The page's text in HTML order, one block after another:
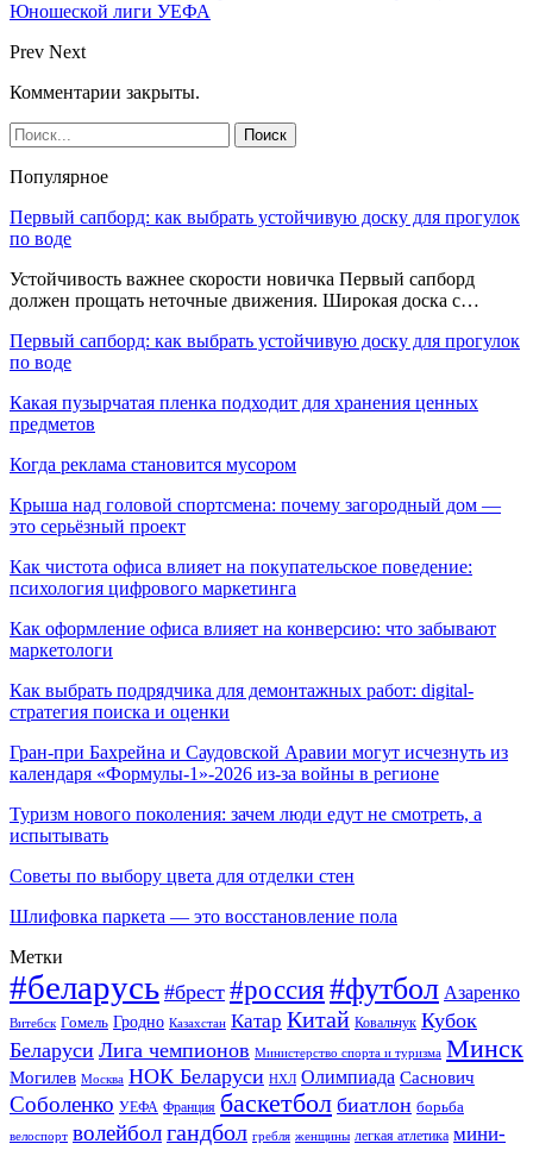
Юношеской лиги УЕФА
Prev Next
Комментарии закрыты.
Популярное
Первый сапборд: как выбрать устойчивую доску для прогулок
по воде
Устойчивость важнее скорости новичка Первый сапборд
должен прощать неточные движения. Широкая доска с…
Первый сапборд: как выбрать устойчивую доску для прогулок
по воде
Какая пузырчатая пленка подходит для хранения ценных
предметов
Когда реклама становится мусором
Крыша над головой спортсмена: почему загородный дом —
это серьёзный проект
Как чистота офиса влияет на покупательское поведение:
психология цифрового маркетинга
Как оформление офиса влияет на конверсию: что забывают
маркетологи
Как выбрать подрядчика для демонтажных работ: digital-
стратегия поиска и оценки
Гран-при Бахрейна и Саудовской Аравии могут исчезнуть из
календаря «Формулы-1»-2026 из-за войны в регионе
Туризм нового поколения: зачем люди едут не смотреть, а
испытывать
Советы по выбору цвета для отделки стен
Шлифовка паркета — это восстановление пола
Метки
#беларусь #брест #россия#футбол Азаренко
Витебск Гомель Гродно Казахстан Катар Китай Ковальчук Кубок
Беларуси Лига чемпионов Министерство спорта и туризма Минск
Могилев Москва НОК Беларуси НХЛ Олимпиада Саснович
Соболенко УЕФА Франция баскетбол биатлон борьба
велоспорт волейболгандбол гребля женщины легкая атлетика мини-